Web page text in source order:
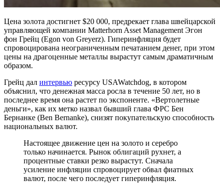
Цена золота достигнет $20 000, предрекает глава швейцарской
управляющей компании Matterhorn Asset Management Эгон
фон Грейц (Egon von Greyerz). Гиперинфляция будет
спровоцирована неограниченным печатанием денег, при этом
цены на драгоценные металлы вырастут самым драматичным
образом.
Грейц дал интервью ресурсу USAWatchdog, в котором
объяснил, что денежная масса росла в течение 50 лет, но в
последнее время она растет по экспоненте. «Вертолетные
деньги», как их метко назвал бывший глава ФРС Бен
Бернанке (Ben Bernanke), снизят покупательскую способность
национальных валют.
Настоящее движение цен на золото и серебро
только начинается. Рынок облигаций рухнет, а
процентные ставки резко вырастут. Сначала
усиление инфляции спровоцирует обвал фиатных
валют, после чего последует гиперинфляция.